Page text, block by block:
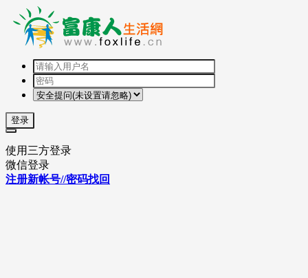
登录
使用三方登录
微信登录
注册新帐号//密码找回